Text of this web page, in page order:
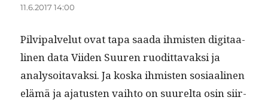
11.6.2017 14:00
Pil­vipalve­lut ovat tapa saa­da ihmis­ten dig­i­taa­
li­nen data Viiden Suuren ruodit­tavak­si ja
analysoitavak­si. Ja kos­ka ihmis­ten sosi­aa­li­nen
elämä ja aja­tusten vai­h­to on suurelta osin siir­